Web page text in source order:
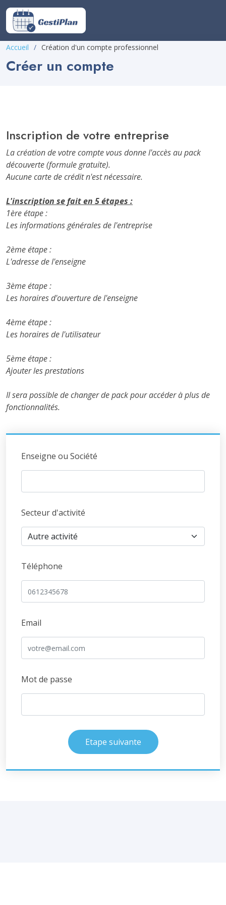
Accueil Création d'un compte professionnel
Créer un compte
Inscription de votre entreprise
La création de votre compte vous donne l'accès au pack
découverte (formule gratuite).
Aucune carte de crédit n'est nécessaire.
L'inscription se fait en 5 étapes :
1ère étape :
Les informations générales de l'entreprise
2ème étape :
L'adresse de l'enseigne
3ème étape :
Les horaires d'ouverture de l'enseigne
4ème étape :
Les horaires de l'utilisateur
5ème étape :
Ajouter les prestations
Il sera possible de changer de pack pour accéder à plus de
fonctionnalités.
Enseigne ou Société
Secteur d'activité
Téléphone
Email
Mot de passe
Etape suivante